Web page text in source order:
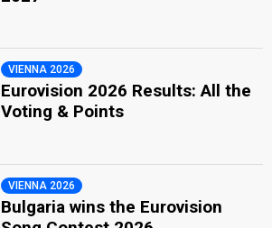
VIENNA 2026
Eurovision 2026 Results: All the
Voting & Points
VIENNA 2026
Bulgaria wins the Eurovision